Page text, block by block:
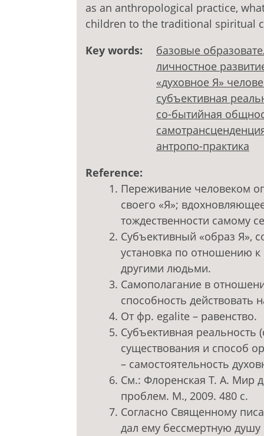
as an anthropological practice,
children to the traditional spiritual
Key words:
базовые
личностное
«духовное Я»
субъективная
со-бытийная
антропо-практика
Reference:
Переживание человеком
своего «Я»;
тождественности самому
Субъективный «образ Я»,
установка по отношению к
другими людьми.
Самополагание в
способность действовать
От фр. egalite – равенство.
Субъективная реальность
существования и способ
– самостоятельность
См.: Флоренская Т. А. Мир
проблем. М., 2009. 480 с.
Согласно Священному
дал ему бессмертную